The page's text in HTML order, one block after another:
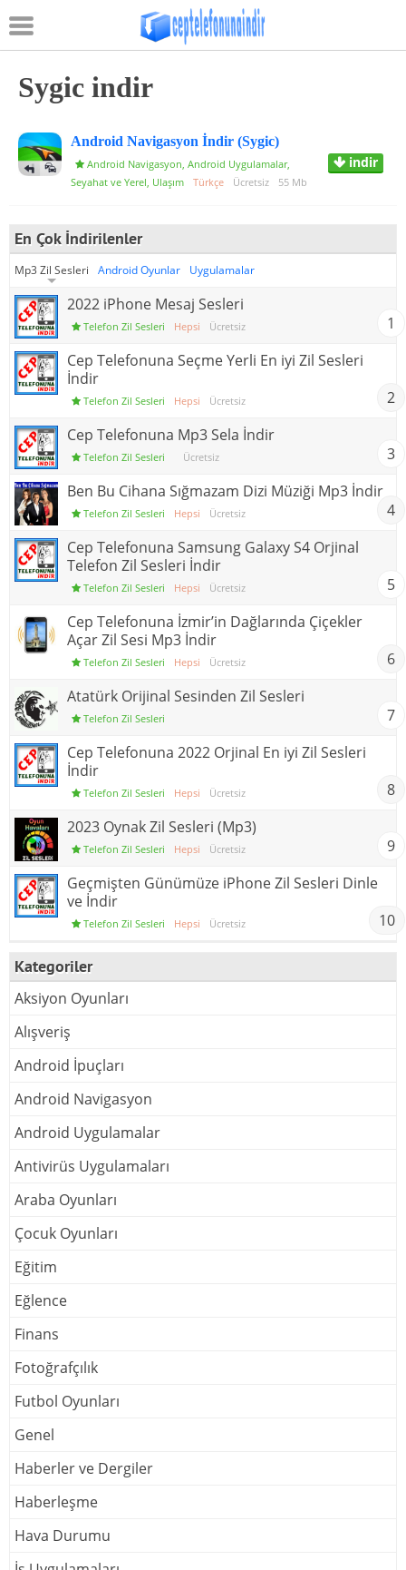
Anasayfa
Oyunlar
Uygulamalar
Resimli Mesajlar
Telefon Duvar Kağıtları
Sygic indir
Android Navigasyon İndir (Sygic)
indir
Android Navigasyon, Android Uygulamalar,
Seyahat ve Yerel, Ulaşım Türkçe Ücretsiz 55 Mb
En Çok İndirilenler
Mp3 Zil Sesleri Android Oyunlar Uygulamalar
2022 iPhone Mesaj Sesleri
Telefon Zil Sesleri Hepsi Ücretsiz
1
Cep Telefonuna Seçme Yerli En iyi Zil Sesleri
İndir
Telefon Zil Sesleri Hepsi Ücretsiz
2
Cep Telefonuna Mp3 Sela İndir
Telefon Zil Sesleri Ücretsiz
3
Ben Bu Cihana Sığmazam Dizi Müziği Mp3 İndir
Telefon Zil Sesleri Hepsi Ücretsiz
4
Cep Telefonuna Samsung Galaxy S4 Orjinal
Telefon Zil Sesleri İndir
Telefon Zil Sesleri Hepsi Ücretsiz
5
Cep Telefonuna İzmir’in Dağlarında Çiçekler
Açar Zil Sesi Mp3 İndir
Telefon Zil Sesleri Hepsi Ücretsiz
6
Atatürk Orijinal Sesinden Zil Sesleri
Telefon Zil Sesleri
7
Cep Telefonuna 2022 Orjinal En iyi Zil Sesleri
İndir
Telefon Zil Sesleri Hepsi Ücretsiz
8
2023 Oynak Zil Sesleri (Mp3)
Telefon Zil Sesleri Hepsi Ücretsiz
9
Geçmişten Günümüze iPhone Zil Sesleri Dinle
ve İndir
Telefon Zil Sesleri Hepsi Ücretsiz 10
Kategoriler
Aksiyon Oyunları
Alışveriş
Android İpuçları
Android Navigasyon
Android Uygulamalar
Antivirüs Uygulamaları
Araba Oyunları
Çocuk Oyunları
Eğitim
Eğlence
Finans
Fotoğrafçılık
Futbol Oyunları
Genel
Haberler ve Dergiler
Haberleşme
Hava Durumu